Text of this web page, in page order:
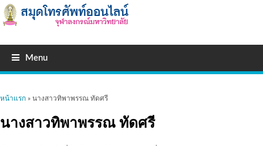
Menu
คุณอยู่ที่นี่
หน้าแรก » นางสาวทิพาพรรณ ทัดศรี
นางสาวทิพาพรรณ ทัดศรี